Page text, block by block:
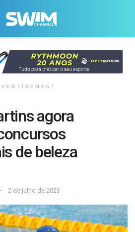
agora
de beleza
2 de julho de 2023